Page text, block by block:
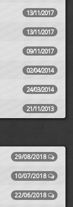
13/11/2017
13/11/2017
09/11/2017
02/04/2014
24/03/2014
21/11/2013
29/08/2018
10/07/2018
22/06/2018